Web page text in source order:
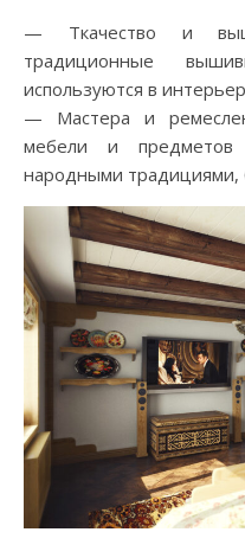
— Ткачество и
традиционные
используются в
— Мастера и
мебели и предметов
народными традициями,